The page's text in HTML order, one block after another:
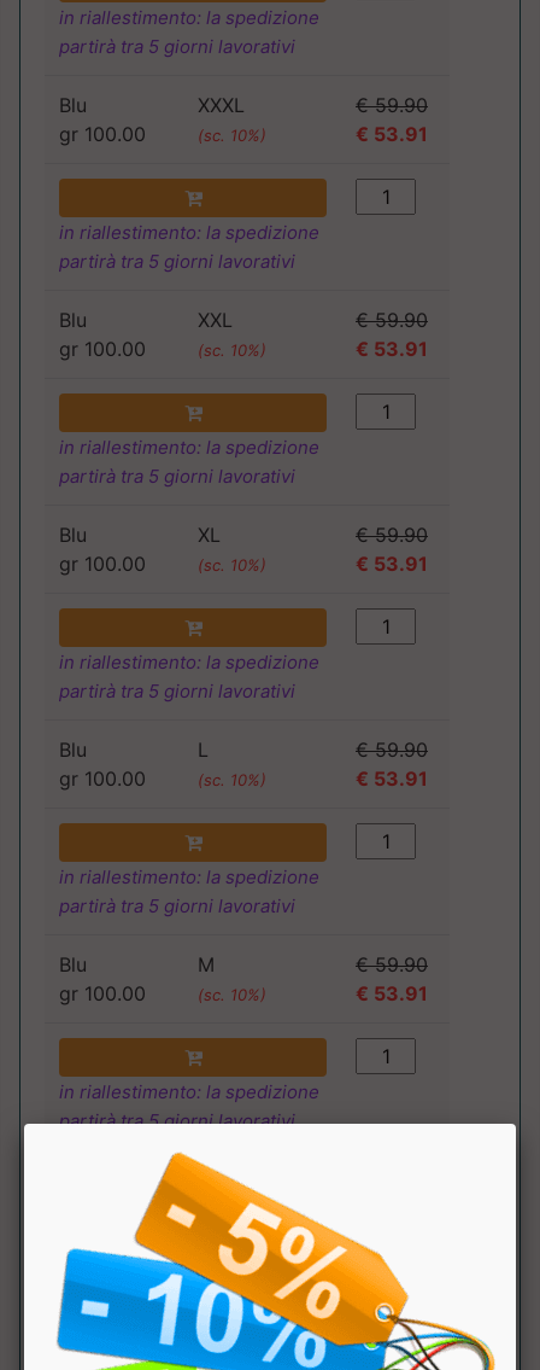
in riallestimento: la spedizione
partirà tra 5 giorni lavorativi
Blu
gr 100.00
XXXL
(sc. 10%)
€ 59.90
€ 53.91
in riallestimento: la spedizione
partirà tra 5 giorni lavorativi
Blu
gr 100.00
XXL
(sc. 10%)
€ 59.90
€ 53.91
in riallestimento: la spedizione
partirà tra 5 giorni lavorativi
Blu
gr 100.00
XL
(sc. 10%)
€ 59.90
€ 53.91
in riallestimento: la spedizione
partirà tra 5 giorni lavorativi
Blu
gr 100.00
L
(sc. 10%)
€ 59.90
€ 53.91
in riallestimento: la spedizione
partirà tra 5 giorni lavorativi
Blu
gr 100.00
M
(sc. 10%)
€ 59.90
€ 53.91
in riallestimento: la spedizione
partirà tra 5 giorni lavorativi
gr 100.00
S
(sc. 10%)
in riallestimento: la spedizione
partirà tra 5 giorni lavorativi